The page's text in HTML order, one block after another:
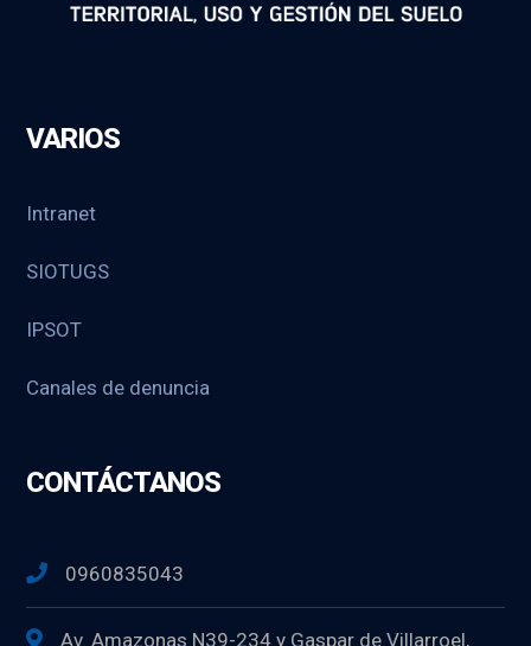
VARIOS
Intranet
SIOTUGS
IPSOT
Canales de denuncia
CONTÁCTANOS
0960835043
Av. Amazonas N39-234 y Gaspar de Villarroel,